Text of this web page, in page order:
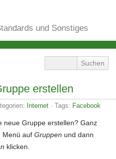
und Sonstiges
erstellen
Internet · Tags: Facebook
neue Gruppe erstellen? Ganz
Menü auf Gruppen und dann
klicken.